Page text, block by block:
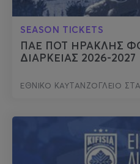
SEASON TICKETS
ΠΑΕ ΠΟΤ ΗΡΑΚΛΗΣ
ΔΙΑΡΚΕΙΑΣ 2026-2027
ΕΘΝΙΚΟ ΚΑΥΤΑΝΖΟΓΛΕΙΟ